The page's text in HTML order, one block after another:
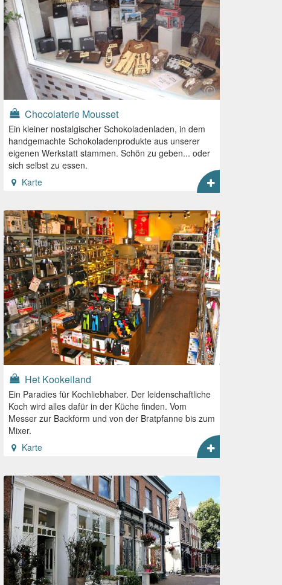
Chocolaterie Mousset
Ein kleiner nostalgischer Schokoladenladen, in dem
handgemachte Schokoladenprodukte aus unserer
eigenen Werkstatt stammen. Schön zu geben... oder
sich selbst zu essen.
Karte
Het Kookeiland
Ein Paradies für Kochliebhaber. Der leidenschaftliche
Koch wird alles dafür in der Küche finden. Vom
Messer zur Backform und von der Bratpfanne bis zum
Mixer.
Karte